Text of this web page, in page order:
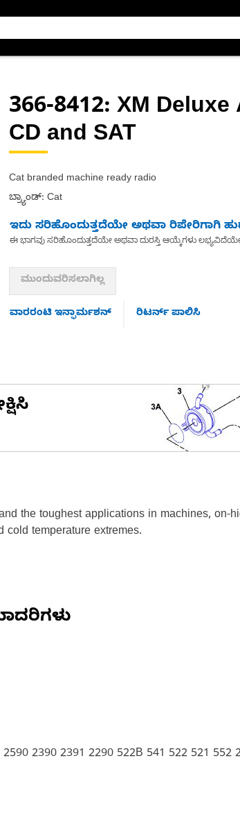
366-8412: XM
CD and SAT
Cat branded machine ready radio
ಬ್ರ್ಯಾಂಡ್: Cat
ಇದು ಸರಿಹೊಂದುತ್ತದೆಯೇ ಅಥವಾ ರಿಪೇರಿಗಾಗಿ
ಈ ಭಾಗವು ಸರಿಹೊಂದುತ್ತದೆಯೇ ಅಥವಾ ದುರಸ್ತಿ ಆಯ್ಕೆಗಳು
ಮುಂದುವರಿಸಲಾಗಿಲ್ಲ
ವಾರರಂಟಿ ಇನ್ಫಾರ್ಮಶನ್ ರಿಟರ್ನ್ ಪಾಲಿಸಿ
the toughest applications in machines, on-
temperature extremes.
2390 2391 2290 522B 541 522 521 552